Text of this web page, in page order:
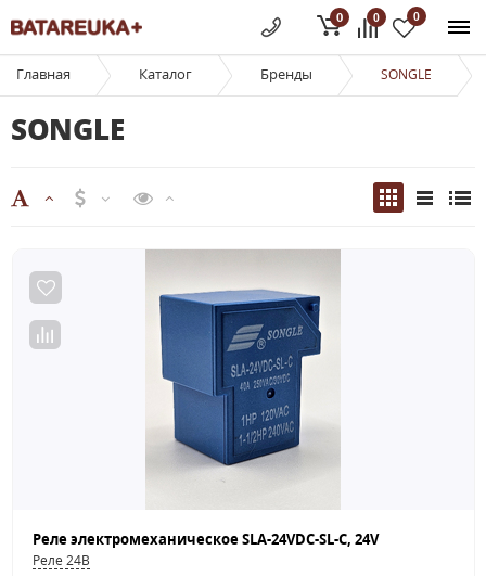
0 0
0
Главная Каталог Бренды SONGLE
SONGLE
Реле электромеханическое SLA-24VDC-SL-C, 24V
Реле 24В